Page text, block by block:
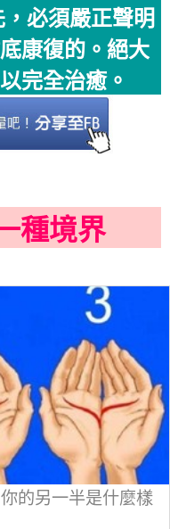
必須嚴正聲明
康復的。絕大
完全治癒。
種境界
的另一半是什麼樣